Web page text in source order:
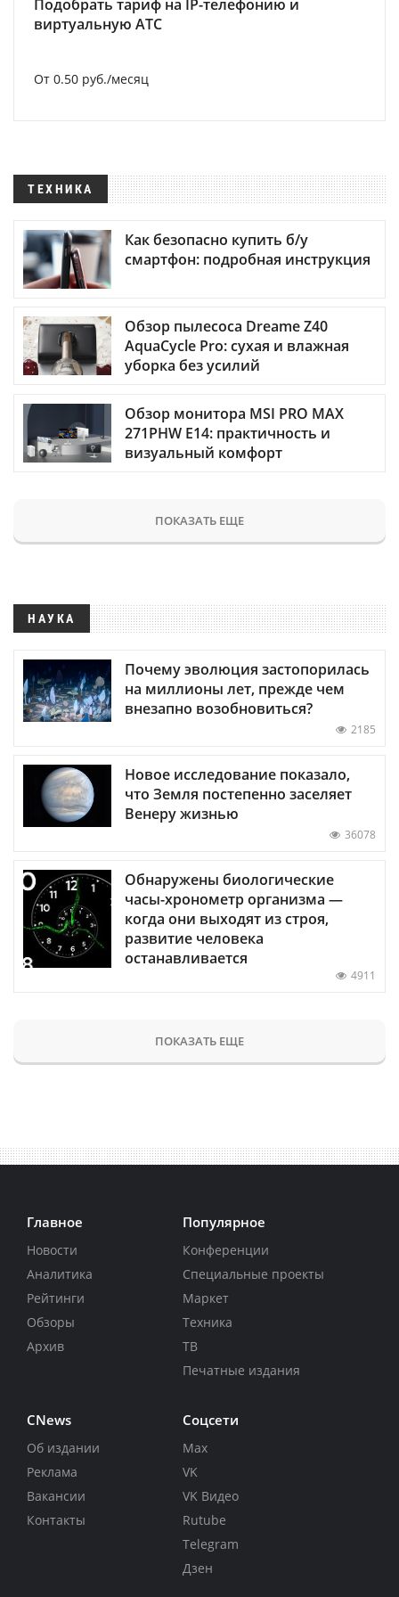
Подобрать тариф на IP-телефонию и
виртуальную АТС
От 0.50 руб./месяц
ТЕХНИКА
Как безопасно купить б/у
смартфон: подробная инструкция
Обзор пылесоса Dreame Z40
AquaCycle Pro: сухая и влажная
уборка без усилий
Обзор монитора MSI PRO MAX
271PHW E14: практичность и
визуальный комфорт
ПОКАЗАТЬ ЕЩЕ
НАУКА
Почему эволюция застопорилась
на миллионы лет, прежде чем
внезапно возобновиться?
2185
Новое исследование показало,
что Земля постепенно заселяет
Венеру жизнью
36078
Обнаружены биологические
часы-хронометр организма —
когда они выходят из строя,
развитие человека
останавливается
4911
ПОКАЗАТЬ ЕЩЕ
Главное
Новости
Аналитика
Рейтинги
Обзоры
Архив
Популярное
Конференции
Специальные проекты
Маркет
Техника
ТВ
Печатные издания
CNews
Об издании
Реклама
Вакансии
Контакты
Соцсети
Max
VK
VK Видео
Rutube
Telegram
Дзен